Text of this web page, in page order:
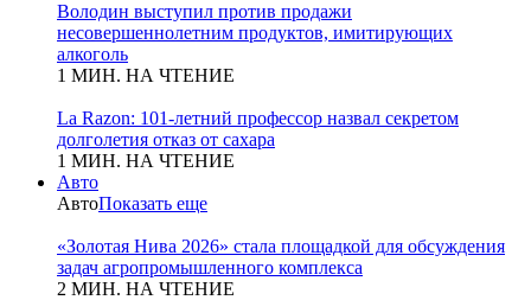
Володин выступил против продажи
несовершеннолетним продуктов, имитирующих
алкоголь
1 МИН. НА ЧТЕНИЕ
La Razon: 101-летний профессор назвал секретом
долголетия отказ от сахара
1 МИН. НА ЧТЕНИЕ
Авто
АвтоПоказать еще
«Золотая Нива 2026» стала площадкой для обсуждения
задач агропромышленного комплекса
2 МИН. НА ЧТЕНИЕ